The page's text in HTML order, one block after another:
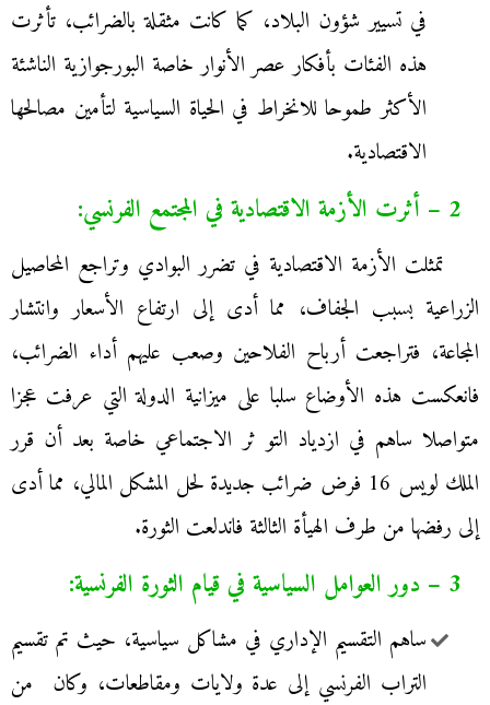
في تسيير شؤون البلاد، كما كانت مثقلة بالضرائب، تأثرت
هذه الفئات بأفكار عصر الأنوار خاصة البورجوازية الناشئة
الأكثر طموحا للانخراط في الحياة السياسية لتأمين مصالحها
الاقتصادية.
2 – أثرت الأزمة الاقتصادية في المجتمع الفرنسي:
تمثلت الأزمة الاقتصادية في تضرر البوادي وتراجع المحاصيل
الزراعية بسبب الجفاف، مما أدى إلى ارتفاع الأسعار وانتشار
المجاعة، فتراجعت أرباح الفلاحين وصعب عليهم أداء الضرائب،
فانعكست هذه الأوضاع سلبا على ميزانية الدولة التي عرفت عجزا
متواصلا ساهم في ازدياد التو ثر الاجتماعي خاصة بعد أن قرر
الملك لويس 16 فرض ضرائب جديدة لحل المشكل المالي، مما أدى
إلى رفضها من طرف الهيأة الثالثة فاندلعت الثورة.
3 – دور العوامل السياسية في قيام الثورة الفرنسية:
ساهم التقسيم الإداري في مشاكل سياسية، حيث تم تقسيم
التراب الفرنسي إلى عدة ولايات ومقاطعات، وكان من